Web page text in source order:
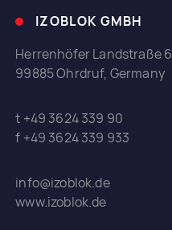
IZOBLOK GMBH
Herrenhöfer Landstraße 6
99885 Ohrdruf, Germany
t +49 3624 339 90
f +49 3624 339 933
info@izoblok.de
www.izoblok.de